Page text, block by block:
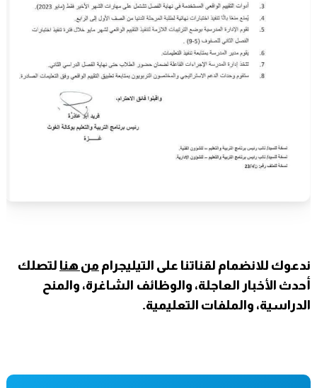
ندعوك للانضمام لقناتنا على التيليجرام من هنا لتصلك
أحدث الأخبار العاجلة، والوظائف الشاغرة، والمنح
الدراسية، والملفات التعليمية.